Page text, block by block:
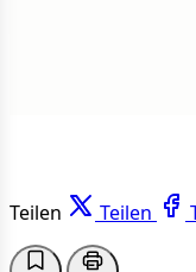
Teilen Teilen